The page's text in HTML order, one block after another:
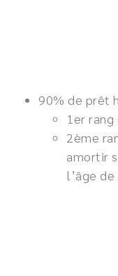
90% de prêt
1er rang
2ème
amortir
l’âge